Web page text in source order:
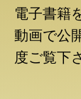
電子書籍
動画で公
度ご覧下